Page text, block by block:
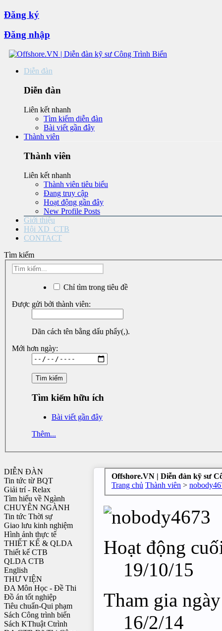
Đăng ký
Đăng nhập
Diễn đàn
Diễn đàn
Liên kết nhanh
Tìm kiếm diễn đàn
Bài viết gần đây
Thành viên
Thành viên
Liên kết nhanh
Thành viên tiêu biểu
Đang truy cập
Hoạt động gần đây
New Profile Posts
Giới thiệu
Hội XD_CTB
CONTACT
Tìm kiếm
Chỉ tìm trong tiêu đề
Được gửi bởi thành viên:
Dãn cách tên bằng dấu phẩy(,).
Mới hơn ngày:
Tìm kiếm hữu ích
Bài viết gần đây
Thêm...
DIỄN ĐÀN
Tin tức từ BQT
Giải trí - Relax
Tìm hiểu về Ngành
CHUYÊN NGÀNH
Tin tức Thời sự
Giao lưu kinh nghiệm
Hình ảnh thực tế
THIẾT KẾ & QLDA
Thiết kế CTB
QLDA CTB
English
THƯ VIỆN
ĐA Môn Học - Đề Thi
Đồ án tốt nghiệp
Tiêu chuẩn-Qui phạm
Sách Công trình biển
Sách KThuật Ctrình
Offshore.VN | Diễn đàn kỹ sư
Trang chủ Thành viên >
Hoạt động
19/10/15
Tham gia
16/2/14